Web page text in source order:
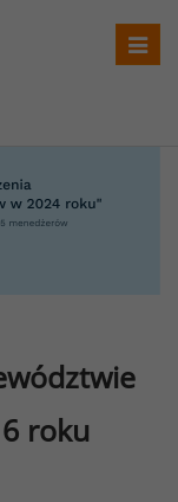
roku